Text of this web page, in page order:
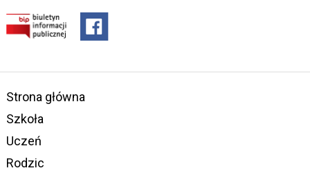
Strona główna
Szkoła
Uczeń
Rodzic